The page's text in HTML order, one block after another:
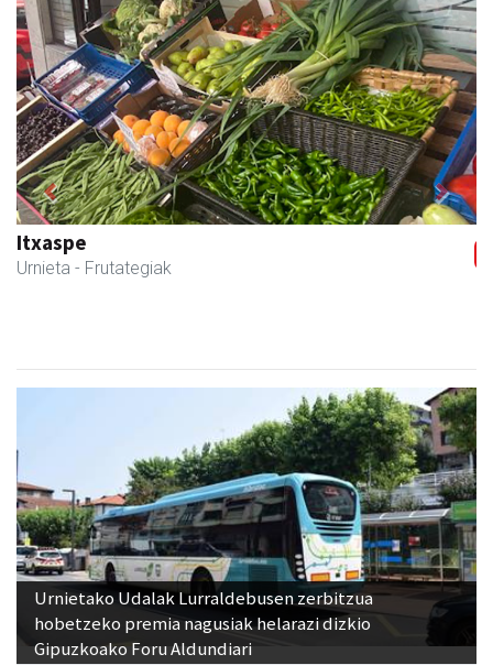
Egape Ikastola
Urnieta - Hezkuntza
Previous Next
Urnietako Udalak Lurraldebusen zerbitzua
hobetzeko premia nagusiak helarazi dizkio
Gipuzkoako Foru Aldundiari